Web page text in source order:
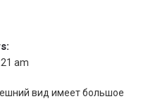
am
вид имеет большое